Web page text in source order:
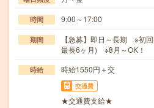
時間 9:00～17:00
期間
【急募】即日～長期 ※初
最長6ヶ月) ※8月～OK！
時給 時給1550円＋交
交通費
★交通費支給★